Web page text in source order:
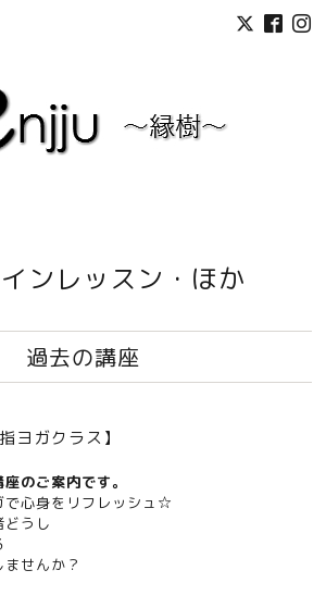
ンレッスン・ほか
過去の講座
ヨガクラス】
のご案内です。
で心身をリフレッシュ☆
どうし
せんか？